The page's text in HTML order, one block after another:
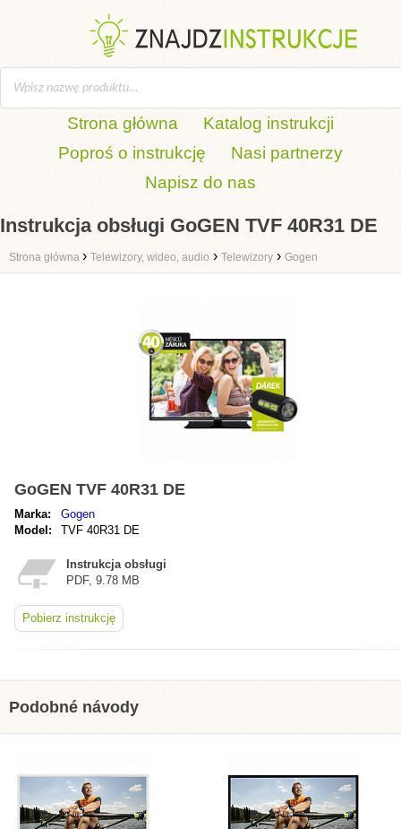
Strona główna
Katalog instrukcji
Poproś o instrukcję
Nasi partnerzy
Napisz do nas
Instrukcja obsługi GoGEN TVF 40R31 DE
Strona główna › Telewizory, wideo, audio › Telewizory › Gogen
GoGEN TVF 40R31 DE
Marka:
Gogen
Model:
TVF 40R31 DE
Instrukcja obsługi
PDF, 9.78 MB
Pobierz instrukcję
Podobné návody